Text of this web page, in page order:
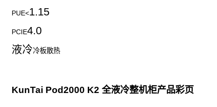
PUE<1.15
PCIE4.0
液冷冷板散热
KunTai Pod2000 K2 全液冷整机柜产品彩页